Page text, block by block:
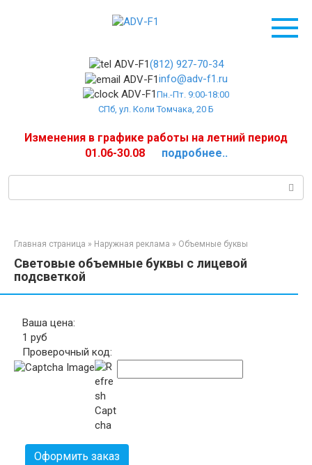
(812) 927-70-34
info@adv-f1.ru
Пн.-Пт. 9:00-18:00
СПб, ул. Коли Томчака, 20 Б
Изменения в графике работы на летний период
01.06-30.08 подробнее..
Поиск:
Главная страница » Наружная реклама » Объемные буквы
Световые объемные буквы с лицевой
подсветкой
Ваша цена:
1 руб
Проверочный код:
Оформить заказ